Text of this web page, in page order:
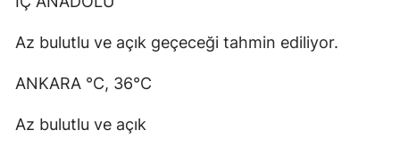
Az bulutlu ve açık geçeceği tahmin ediliyor.
ANKARA °C, 36°C
Az bulutlu ve açık